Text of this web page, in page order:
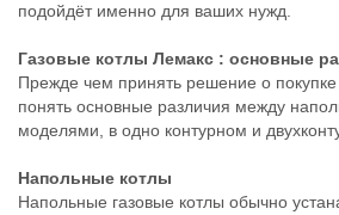
подойдёт именно для ваших нужд.
Газовые котлы Лемакс : основные
Прежде чем принять решение о покупке
понять основные различия между
моделями, в одно контурном и
Напольные котлы
Напольные газовые котлы обычно